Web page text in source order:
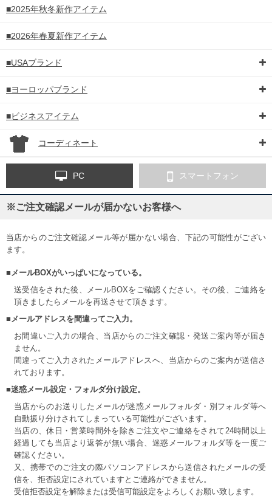
■2025年秋冬新作アイテム
■2026年春夏新作アイテム
■USAブランド
■ヨーロッパブランド
■ビジネスアイテム
コーディネート
PC スマートフォン
※ご注文確認メールが届かないお客様へ
当店からのご注文確認メール等が届かない場合、下記の可能性がござい
ます。
■メールBOXがいっぱいになっている。
送受信をされた後、メールBOXをご確認ください。その後、ご連絡を
頂きましたらメールを再送させて頂きます。
■メールアドレスを間違ってご入力。
お間違いご入力の場合、当店からのご注文確認・発送ご案内等が届き
ません。
間違ってご入力されたメールアドレスへ、当店からのご案内が送信さ
れております。
■迷惑メール設定・フォルダ分け設定。
当店からのお送りしたメールが迷惑メールフォルダ・別フォルダ等へ
自動振り分けされてしまっている可能性がございます。
当店の、休日・営業時間外を除きご注文やご連絡をされて24時間以上
経過しても当店より返答が無い場合、迷惑メールフォルダ等を一度ご
確認ください。
又、携帯でのご注文の際パソコンアドレスから送信されたメールの受
信を、拒否設定にされていますとご連絡ができません。
受信拒否設定を解除または受信可能設定をよろしくお願い致します。